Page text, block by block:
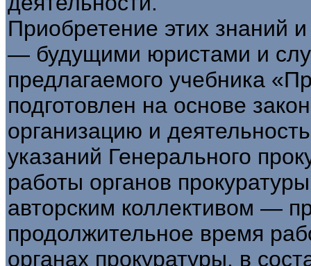
Приобретение этих знаний
— будущими юристами и
предлагаемого учебника
подготовлен на основе
организацию и
указаний Генерального
работы органов
авторским коллективом —
продолжительное время
органах прокуратуры, в